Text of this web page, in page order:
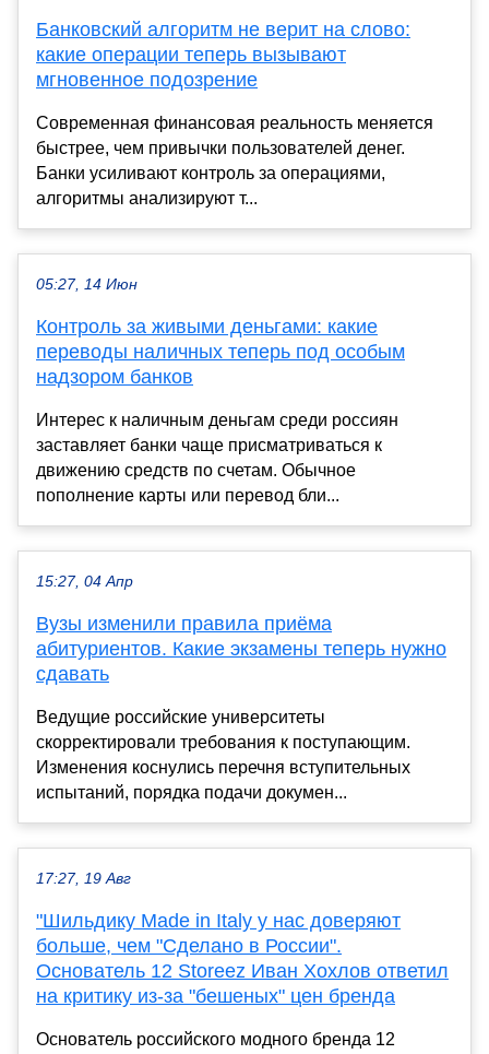
Банковский алгоритм не верит на слово:
какие операции теперь вызывают
мгновенное подозрение
Современная финансовая реальность меняется
быстрее, чем привычки пользователей денег.
Банки усиливают контроль за операциями,
алгоритмы анализируют т...
05:27, 14 Июн
Контроль за живыми деньгами: какие
переводы наличных теперь под особым
надзором банков
Интерес к наличным деньгам среди россиян
заставляет банки чаще присматриваться к
движению средств по счетам. Обычное
пополнение карты или перевод бли...
15:27, 04 Апр
Вузы изменили правила приёма
абитуриентов. Какие экзамены теперь нужно
сдавать
Ведущие российские университеты
скорректировали требования к поступающим.
Изменения коснулись перечня вступительных
испытаний, порядка подачи докумен...
17:27, 19 Авг
"Шильдику Made in Italy у нас доверяют
больше, чем "Сделано в России".
Основатель 12 Storeez Иван Хохлов ответил
на критику из-за "бешеных" цен бренда
Основатель российского модного бренда 12